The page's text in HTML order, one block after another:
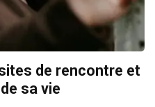
de rencontre et
sa vie